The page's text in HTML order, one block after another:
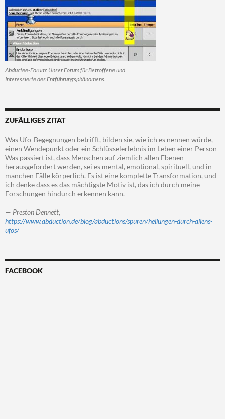
Abductee-Forum: Unser Forum für Betroffene und
Interessierte des Entführungsphänomens.
ZUFÄLLIGES ZITAT
Was Ufo-Begegnungen betrifft, bilden sie, wie ich es nennen würde,
einen Wendepunkt oder ein Schlüsselerlebnis im Leben einer Person
Was passiert ist, dass Menschen auf ziemlich allen Ebenen
herausgefordert werden, sei es mental, emotional, spirituell, und in
manchen Fälle körperlich. Es ist eine komplette Transformation, und
ich denke dass es das mächtigste Motiv ist, das ich durch meine
Forschungen hindurch erkennen kann.
— Preston Dennett,
https://www.abduction.de/blog/abductions/spuren/heilungen-durch-aliens-
ufos/
FACEBOOK